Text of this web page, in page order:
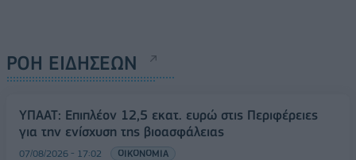
ΡΟΗ ΕΙΔΗΣΕΩΝ
ΥΠΑΑΤ: Επιπλέον 12,5 εκατ. ευρώ στις Περιφέρειες
για την ενίσχυση της βιοασφάλειας
07/08/2026 - 17:02 ΟΙΚΟΝΟΜΙΑ